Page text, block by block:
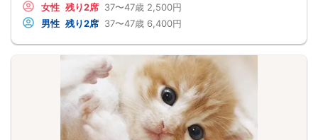
女性 残り2席 37〜47歳 2,500円
男性 残り2席 37〜47歳 6,400円